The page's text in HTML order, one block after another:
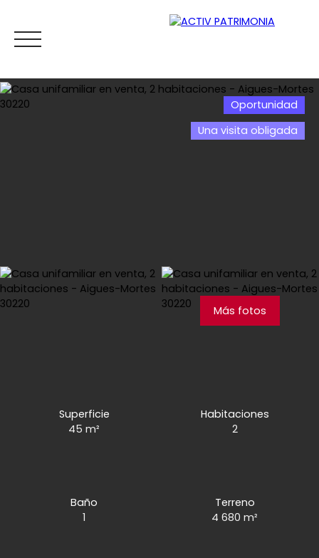
Oportunidad
Una visita obligada
Más fotos
Superficie
45m²
Habitaciones
2
Baño
1
Terreno
4 680m²